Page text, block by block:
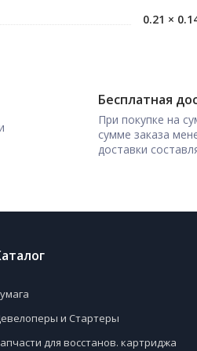
0.21 ×
Бесплатная
При покупке на
сумме заказа
доставки
и Стартеры
для восстанов. картриджа